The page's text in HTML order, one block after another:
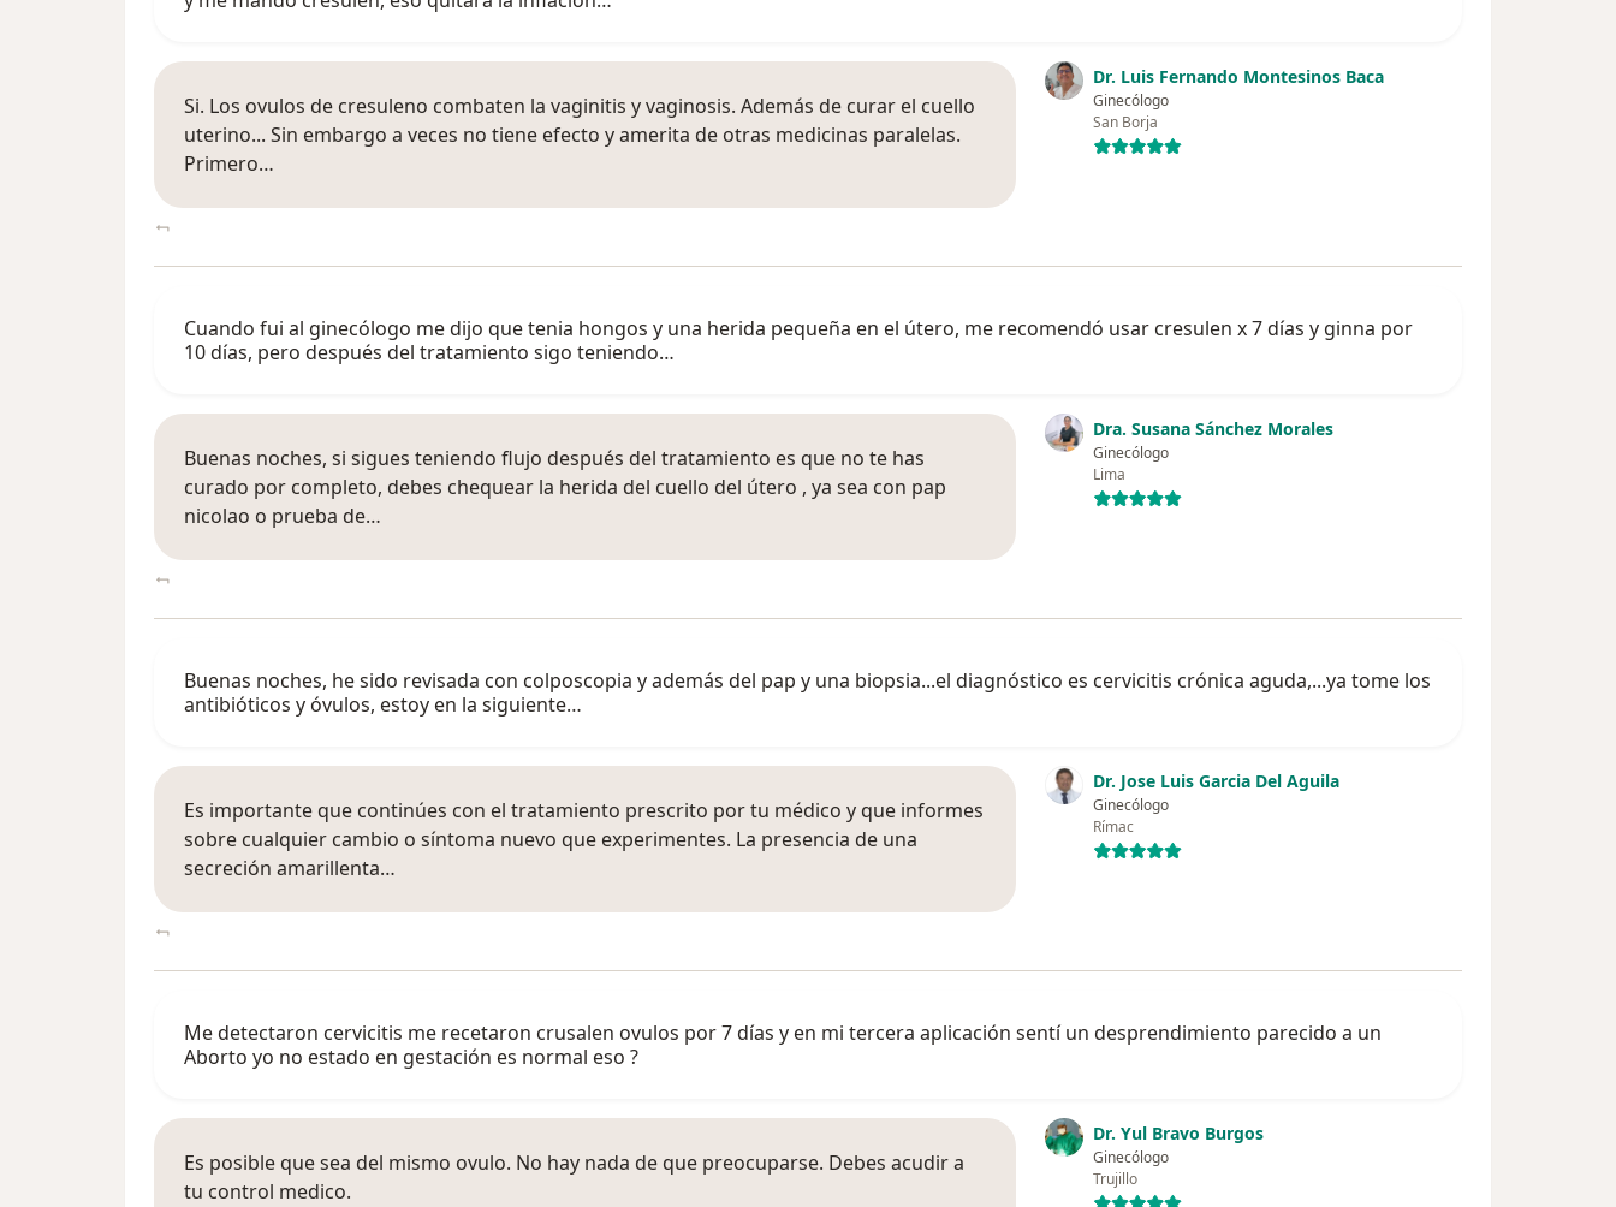
Dr. Luis Fernando Montesinos Baca
Ginecólogo
San Borja
Si. Los ovulos de cresuleno combaten la vaginitis y vaginosis. Además de curar el cuello
uterino... Sin embargo a veces no tiene efecto y amerita de otras medicinas paralelas.
Primero…
Cuando fui al ginecólogo me dijo que tenia hongos y una herida pequeña en el útero, me recomendó usar cresulen x 7 días y ginna por
10 días, pero después del tratamiento sigo teniendo…
Dra. Susana Sánchez Morales
Ginecólogo
Lima
Buenas noches, si sigues teniendo flujo después del tratamiento es que no te has
curado por completo, debes chequear la herida del cuello del útero , ya sea con pap
nicolao o prueba de…
Buenas noches, he sido revisada con colposcopia y además del pap y una biopsia...el diagnóstico es cervicitis crónica aguda,...ya tome los
antibióticos y óvulos, estoy en la siguiente…
Dr. Jose Luis Garcia Del Aguila
Ginecólogo
Rímac
Es importante que continúes con el tratamiento prescrito por tu médico y que informes
sobre cualquier cambio o síntoma nuevo que experimentes. La presencia de una
secreción amarillenta…
Me detectaron cervicitis me recetaron crusalen ovulos por 7 días y en mi tercera aplicación sentí un desprendimiento parecido a un
Aborto yo no estado en gestación es normal eso ?
Dr. Yul Bravo Burgos
Ginecólogo
Trujillo
Es posible que sea del mismo ovulo. No hay nada de que preocuparse. Debes acudir a
tu control medico.